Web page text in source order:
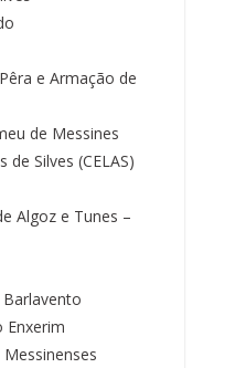
e Armação de
de Messines
Silves (CELAS)
Algoz e Tunes –
Barlavento
Enxerim